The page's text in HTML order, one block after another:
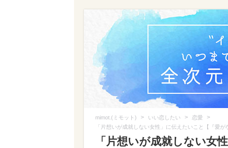
mimot.(ミモット) > いい恋したい > 恋愛 >
「片想いが成就しない女性」に伝えたいこと【『愛
「片想いが成就しない女